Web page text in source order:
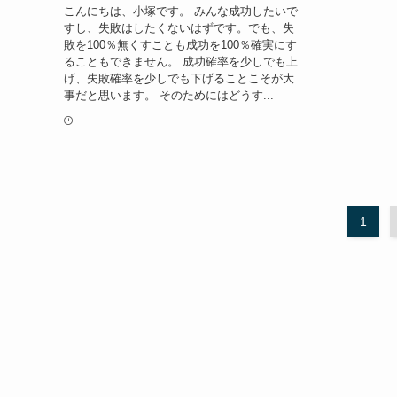
こんにちは、小塚です。 みんな成功したいで
すし、失敗はしたくないはずです。でも、失
敗を100％無くすことも成功を100％確実にす
ることもできません。 成功確率を少しでも上
げ、失敗確率を少しでも下げることこそが大
事だと思います。 そのためにはどうす...
1